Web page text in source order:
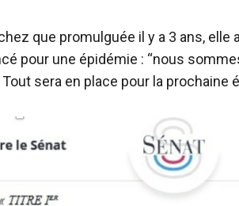
que promulguée il y a 3 ans, elle
pour une épidémie : “nous
sera en place pour la prochaine